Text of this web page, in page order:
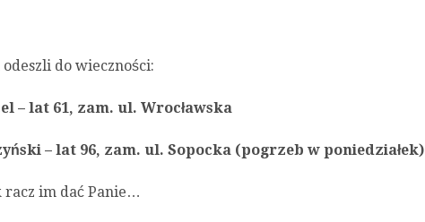
do wieczności:
– lat 61, zam. ul. Wrocławska
– lat 96, zam. ul. Sopocka (pogrzeb w poniedziałek)
racz im dać Panie…